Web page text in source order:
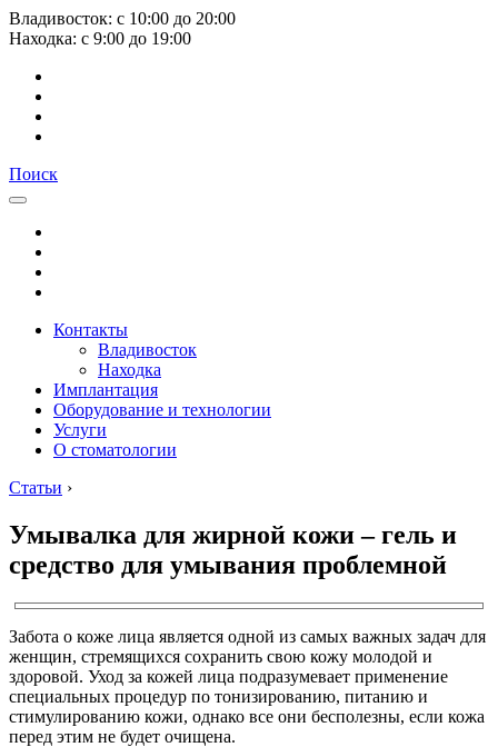
Владивосток: с 10:00 до 20:00
Находка: с 9:00 до 19:00
Поиск
Контакты
Владивосток
Находка
Имплантация
Оборудование и технологии
Услуги
О стоматологии
Статьи ›
Умывалка для жирной кожи – гель и
средство для умывания проблемной
Забота о коже лица является одной из самых важных задач для
женщин, стремящихся сохранить свою кожу молодой и
здоровой. Уход за кожей лица подразумевает применение
специальных процедур по тонизированию, питанию и
стимулированию кожи, однако все они бесполезны, если кожа
перед этим не будет очищена.